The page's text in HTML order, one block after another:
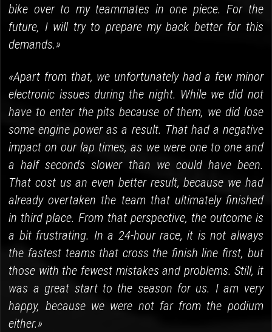
bike over to my teammates in one piece. For the
future, I will try to prepare my back better for this
demands.»
«Apart from that, we unfortunately had a few minor
electronic issues during the night. While we did not
have to enter the pits because of them, we did lose
some engine power as a result. That had a negative
impact on our lap times, as we were one to one and
a half seconds slower than we could have been.
That cost us an even better result, because we had
already overtaken the team that ultimately finished
in third place. From that perspective, the outcome is
a bit frustrating. In a 24-hour race, it is not always
the fastest teams that cross the finish line first, but
those with the fewest mistakes and problems. Still, it
was a great start to the season for us. I am very
happy, because we were not far from the podium
either.»